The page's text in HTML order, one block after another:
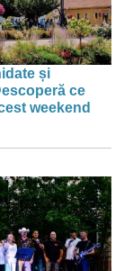
și
ce
weekend